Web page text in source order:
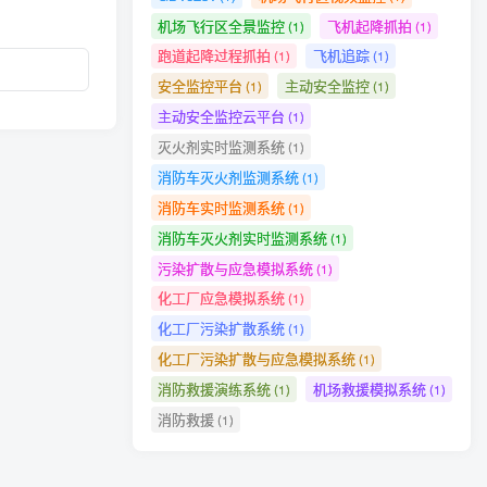
机场飞行区全景监控(1) 飞机起降抓拍 (1)
跑道起降过程抓拍 (1) 飞机追踪(1)
安全监控平台 (1) 主动安全监控(1)
主动安全监控云平台 (1)
灭火剂实时监测系统(1)
消防车灭火剂监测系统(1)
消防车实时监测系统(1)
消防车灭火剂实时监测系统(1)
污染扩散与应急模拟系统(1)
化工厂应急模拟系统(1)
化工厂污染扩散系统(1)
化工厂污染扩散与应急模拟系统(1)
消防救援演练系统(1) 机场救援模拟系统(1)
消防救援(1)